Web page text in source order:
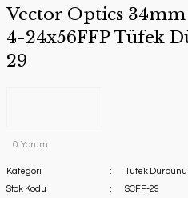
Vector Optics
4-24x56FFP Tüfek
29
0 Yorum
Kategori
Tüfek Dürbünü
Stok Kodu
SCFF-29